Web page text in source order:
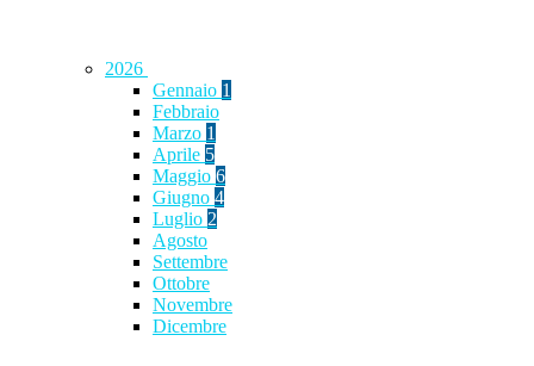
2026
Gennaio 1
Febbraio
Marzo 1
Aprile 5
Maggio 6
Giugno 4
Luglio 2
Agosto
Settembre
Ottobre
Novembre
Dicembre